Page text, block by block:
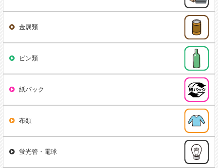
金属類
ビン類
紙パック
布類
蛍光管・電球